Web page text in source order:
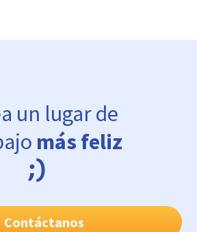
un lugar de
más feliz
Contáctanos